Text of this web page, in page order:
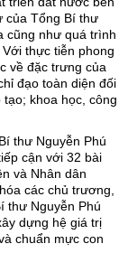
của Tổng Bí thư
cũng như quá trình
thực tiễn phong
về đặc trưng của
đạo toàn diện đối
khoa học, công
thư Nguyễn Phú
cận với 32 bài
và Nhân dân
các chủ trương,
thư Nguyễn Phú
dựng hệ giá trị
chuẩn mực con